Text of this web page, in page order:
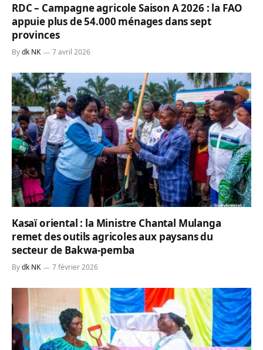
RDC – Campagne agricole Saison A 2026 : la FAO
appuie plus de 54.000 ménages dans sept
provinces
Bydk NK 7 avril 2026
Kasaï oriental : la Ministre Chantal Mulanga
remet des outils agricoles aux paysans du
secteur de Bakwa-pemba
Bydk NK 7 février 2026